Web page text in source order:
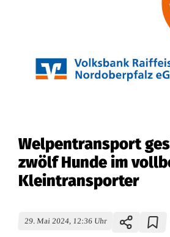
Welpentransport
zwölf Hunde im
Kleintransporter
29. Mai 2024, 12:36 Uhr